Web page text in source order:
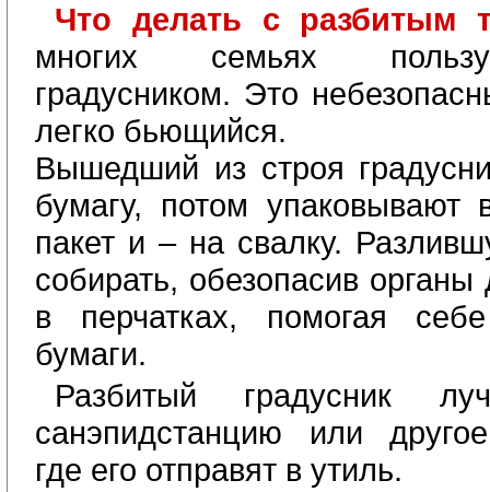
Что делать с разбитым
многих семьях
градусником. Это
легко бьющийся.
Вышедший из строя
бумагу, потом упаковывают
пакет и – на свалку.
собирать, обезопасив
в перчатках, помогая
бумаги.
Разбитый градусник
санэпидстанцию или
где его отправят в утиль.